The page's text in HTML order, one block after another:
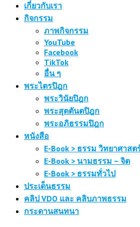
เกี่ยวกับเรา
กิจกรรม
ภาพกิจกรรม
YouTube
Facebook
TikTok
อื่น ๆ
พระไตรปิฎก
พระวินัยปิฎก
พระสุตตันตปิฎก
พระอภิธรรมปิฎก
หนังสือ
E-Book > ธรรม วิทยาศาส
E-Book > นามธรรม – จิต
E-Book > ธรรมทั่วไป
ประเด็นธรรม
คลิป VDO และ คลิบภาพธรรม
กระดานสนทนา